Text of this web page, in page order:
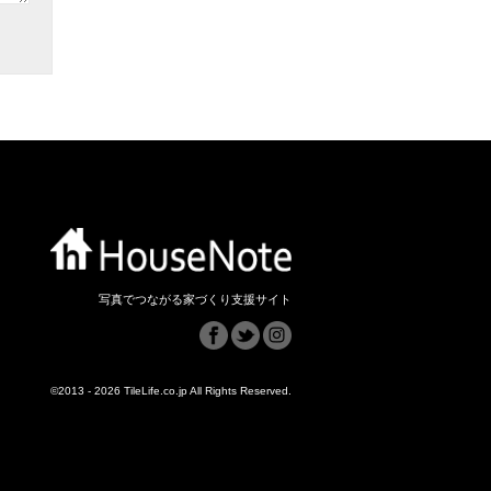
写真でつながる家づくり支援サイト
©2013 - 2026 TileLife.co.jp All Rights Reserved.